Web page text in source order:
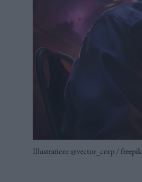
Illustration: @vector_corp / freepik